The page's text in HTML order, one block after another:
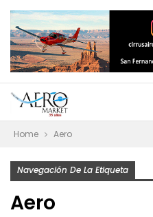
Home Aero
Navegación De La Etiqueta
Aero